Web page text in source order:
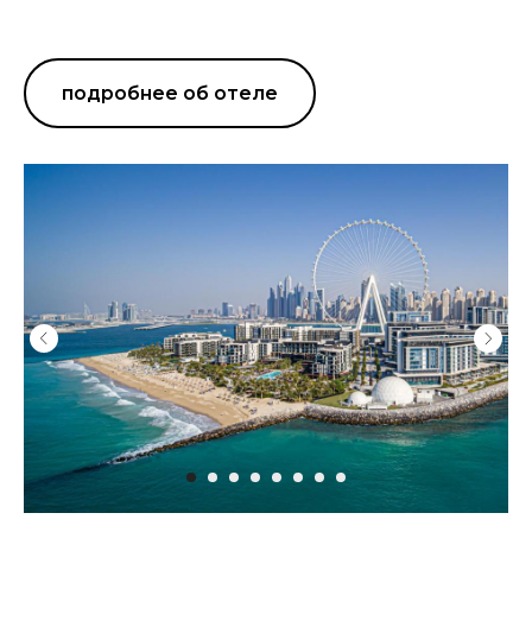
подробнее об отеле